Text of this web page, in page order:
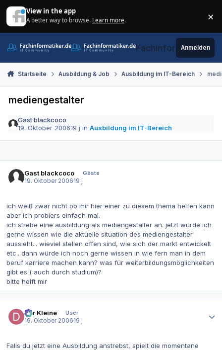
View in the app
A better way to browse. Learn more. ×
Fachinformatiker.de
Anmelden
Startseite Ausbildung & Job Ausbildung im IT-Bereich
mediengestalter
Gast blackcoco
19. Oktober 200619 j inAusbildung im IT-Bereich
Gast blackcoco
Gäste
19. Oktober 200619 j
ich weiß zwar nicht ob mir hier einer zu diesem thema helfen kann
aber ich probiers einfach mal.
ich strebe eine ausbildung als mediengestalter an. jetzt würde ich
gerne wissen wie die aktuelle situation des mediengestalter
aussieht... wieviel stellen offen sind, wie sich der markt entwickelt
etc.. dann würde ich noch gerne wissen in wie fern man in dem
beruf karriere machen kann? was für weiterbildungsmöglichkeiten
gibt es ( auch durch studium)?
bitte helft mir
Der Kleine
User
19. Oktober 200619 j
Falls du jetzt eine Ausbildung anstrebst, spielt die momentane